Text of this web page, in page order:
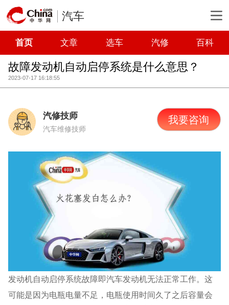
汽车
首页 文章 选车 汽修 百科
故障发动机自动启停系统是什么意思？
2023-07-17 16:18:55
汽修技师
汽车维修技师
我要咨询
发动机自动启停系统故障即汽车发动机无法正常工作。这
可能是因为电瓶电量不足，电瓶使用时间久了之后容量会